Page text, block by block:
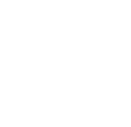
報が満載なので下記をダウン